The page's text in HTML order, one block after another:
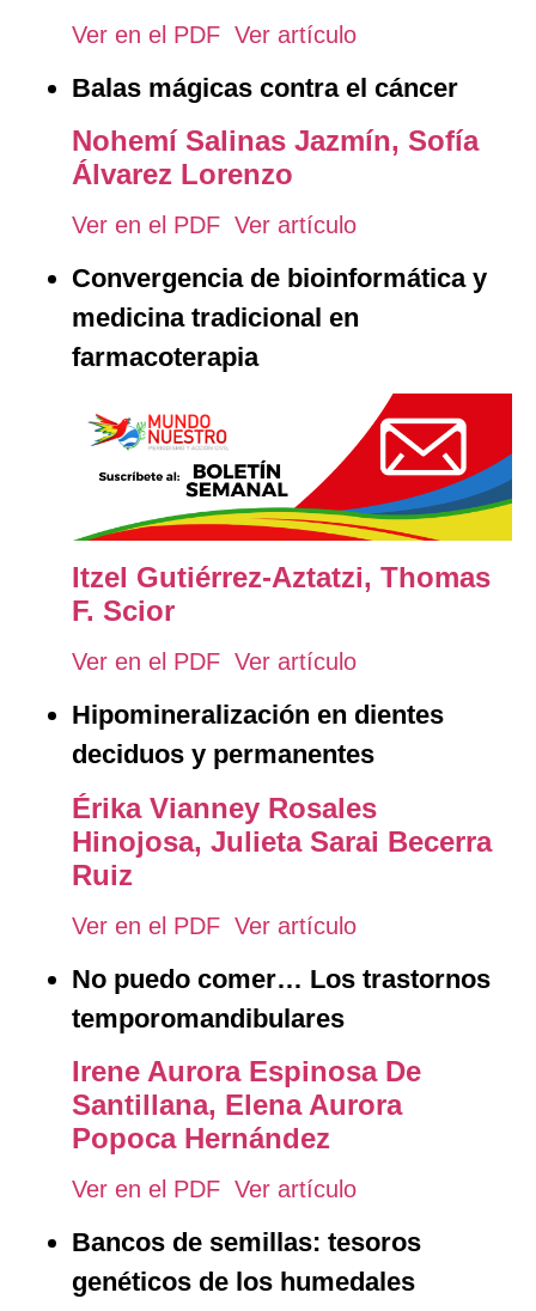
Ver en el PDF Ver artículo
Balas mágicas contra el cáncer
Nohemí Salinas Jazmín, Sofía
Álvarez Lorenzo
Ver en el PDF Ver artículo
Convergencia de bioinformática y
medicina tradicional en
farmacoterapia
Itzel Gutiérrez-Aztatzi, Thomas
F. Scior
Ver en el PDF Ver artículo
Hipomineralización en dientes
deciduos y permanentes
Érika Vianney Rosales
Hinojosa, Julieta Sarai Becerra
Ruiz
Ver en el PDF Ver artículo
No puedo comer… Los trastornos
temporomandibulares
Irene Aurora Espinosa De
Santillana, Elena Aurora
Popoca Hernández
Ver en el PDF Ver artículo
Bancos de semillas: tesoros
genéticos de los humedales